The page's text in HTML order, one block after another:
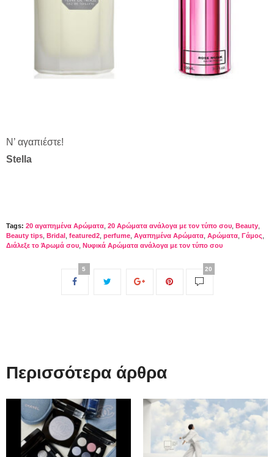
Ν’ αγαπιέστε!
Stella
Tags: 20 αγαπημένα Αρώματα 20 Αρώματα ανάλογα με τον τύπο σου Beauty
Beauty tips Bridal featured2 perfume Αγαπημένα Αρώματα Αρώματα Γάμος
Διάλεξε το Άρωμά σου Νυφικά Αρώματα ανάλογα με τον τύπο σου
5 20
Περισσότερα άρθρα